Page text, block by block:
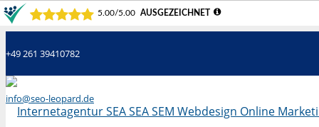
+49 261 39410782
info@seo-leopard.de